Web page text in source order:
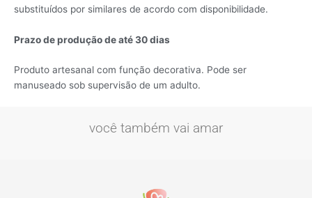
substituídos por similares de acordo com disponibilidade.
Prazo de produção de até 30 dias
Produto artesanal com função decorativa. Pode ser
manuseado sob supervisão de um adulto.
você também vai amar